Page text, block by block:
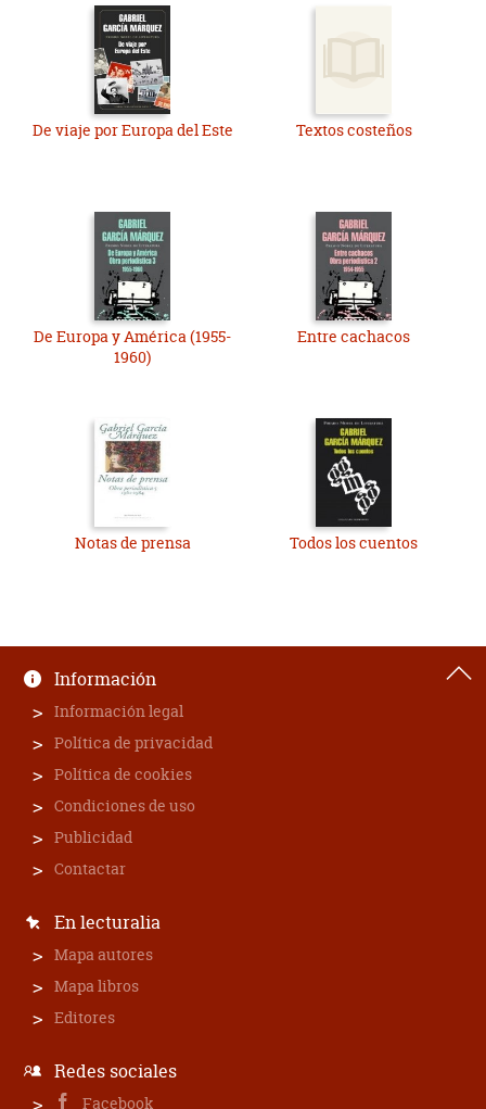
De viaje por Europa del Este Textos costeños
De Europa y América (1955-
1960)
Entre cachacos
Notas de prensa Todos los cuentos
Información
Información legal
Política de privacidad
Política de cookies
Condiciones de uso
Publicidad
Contactar
En lecturalia
Mapa autores
Mapa libros
Editores
Redes sociales
Facebook